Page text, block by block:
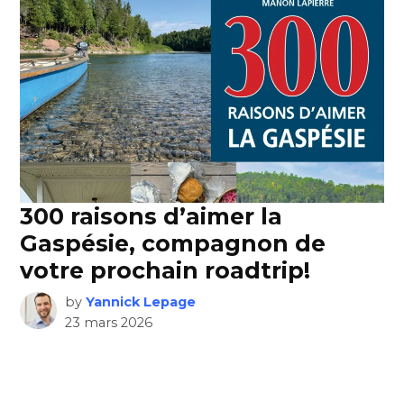
300 raisons d’aimer la
Gaspésie, compagnon de
votre prochain roadtrip!
by Yannick Lepage
23 mars 2026